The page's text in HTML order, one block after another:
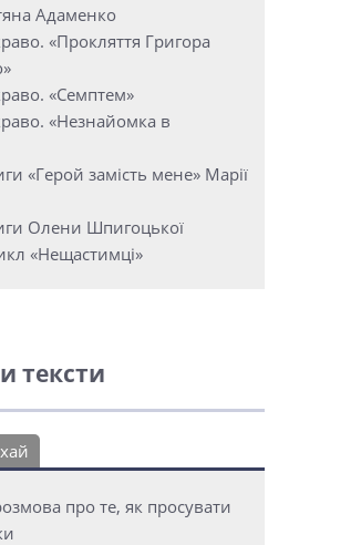
Адаменко
«Прокляття Григора
«Семптем»
«Незнайомка в
«Герой замість мене» Марії
Олени Шпигоцької
«Нещастимці»
тексти
про те, як просувати